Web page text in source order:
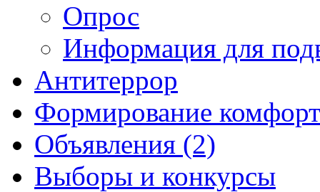
Опрос
Информация для
Антитеррор
Формирование
Объявления (2)
Выборы и конкурсы